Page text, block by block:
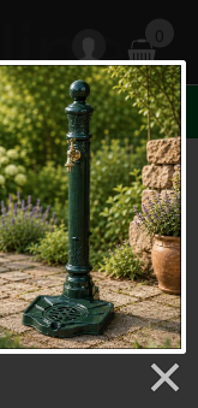
0
-> Dekorace do